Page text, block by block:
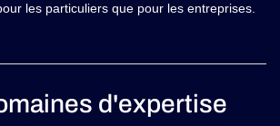
les particuliers que pour les entreprises.
d'expertise